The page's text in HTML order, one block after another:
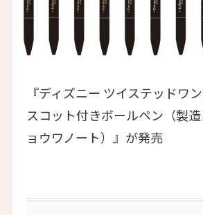
『ディズニー ツイステッドワ
スコット付きボールペン（製
ョウワノート）』が発売